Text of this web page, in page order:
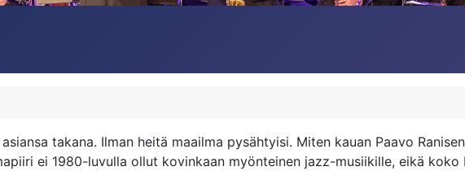
takana. Ilman heitä maailma pysähtyisi. Miten kauan Paavo
ei 1980-luvulla ollut kovinkaan myönteinen jazz-musiikille, eikä koko